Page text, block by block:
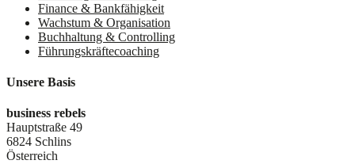
Finance & Bankfähigkeit
Wachstum & Organisation
Buchhaltung & Controlling
Führungskräftecoaching
Unsere Basis
business rebels
Hauptstraße 49
6824 Schlins
Österreich